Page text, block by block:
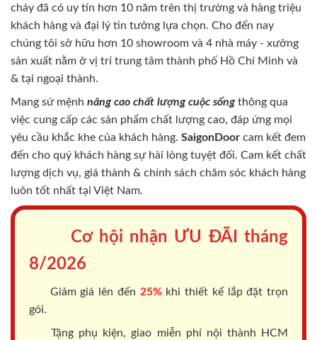
cháy đã có uy tín hơn 10 năm trên thị trường và hàng triệu
khách hàng và đại lý tin tưởng lựa chọn. Cho đến nay
chúng tôi sở hữu hơn 10 showroom và 4 nhà máy - xưởng
sản xuất nằm ở vị trí trung tâm thành phố Hồ Chí Minh và
& tại ngoại thành.
Mang sứ mệnh nâng cao chất lượng cuộc sốngthông qua
việc cung cấp các sản phẩm chất lượng cao, đáp ứng mọi
yêu cầu khắc khe của khách hàng. SaigonDoor cam kết đem
đến cho quý khách hàng sự hài lòng tuyệt đối. Cam kết chất
lượng dịch vụ, giá thành & chính sách chăm sóc khách hàng
luôn tốt nhất tại Việt Nam.
Cơ hội nhận ƯU ĐÃI tháng
8/2026
Giảm giá lên đến 25%khi thiết kế lắp đặt trọn
gói.
Tặng phụ kiện, giao miễn phí nội thành HCM